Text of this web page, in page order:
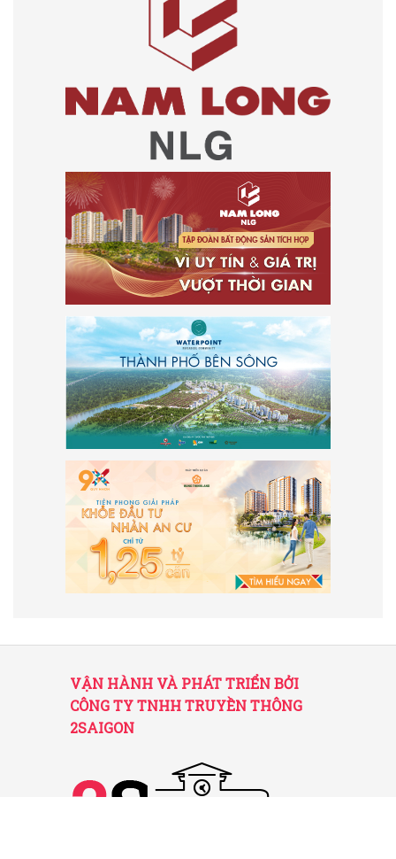
VẬN HÀNH VÀ PHÁT TRIỂN BỞI
CÔNG TY TNHH TRUYỀN THÔNG
2SAIGON